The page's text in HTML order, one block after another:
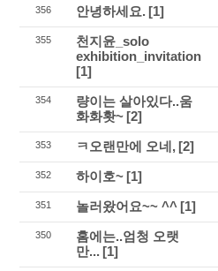
356 안녕하세요. [1]
355
천지윤_solo
exhibition_invitation
[1]
354
량이는 살아있다..움
화화홧~ [2]
353 ㅋ오랜만에 오네, [2]
352 하이호~ [1]
351 놀러왔어요~~ ^^ [1]
350
홈에는..엄청 오랫
만... [1]